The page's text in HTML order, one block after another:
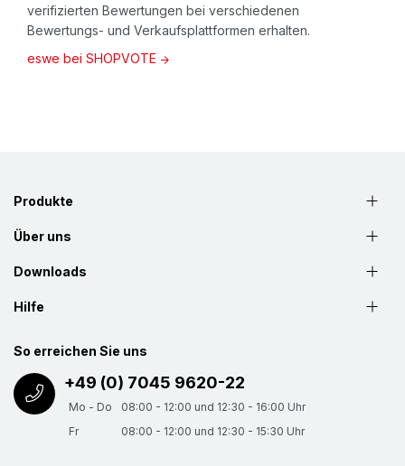
verifizierten Bewertungen bei verschiedenen
Bewertungs- und Verkaufsplattformen erhalten.
eswe bei SHOPVOTE
Produkte
Über uns
Downloads
Hilfe
So erreichen Sie uns
+49 (0) 7045 9620-22
Mo - Do
08:00 - 12:00 und 12:30 - 16:00 Uhr
Fr
08:00 - 12:00 und 12:30 - 15:30 Uhr